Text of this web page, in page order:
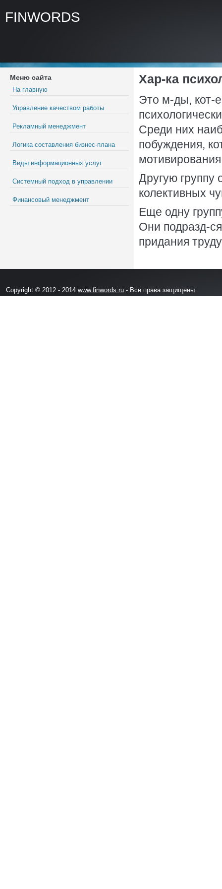
FINWORDS
Меню сайта
На главную
Управление качеством работы
Рекламный менеджмент
Логика составления бизнес-плана
Виды информационных услуг
Системный подход в управлении
Финансовый менеджмент
Хар-ка
Это м-ды, кот-
Среди них
побуждения,
Другую
колективных
Еще одну
Они подразд-
придания
Copyright © 2012 - 2014 www.finwords.ru - Все права защищены